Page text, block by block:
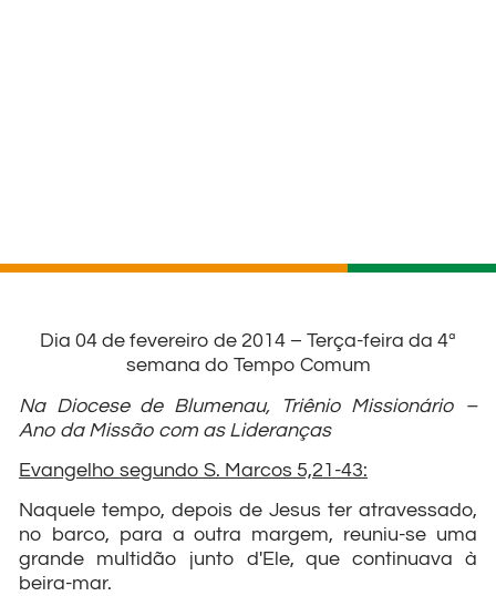
Dia 04 de fevereiro de 2014 – Terça-feira da 4ª
semana do Tempo Comum
Na Diocese de Blumenau, Triênio Missionário –
Ano da Missão com as Lideranças
Evangelho segundo S. Marcos 5,21-43:
Naquele tempo, depois de Jesus ter atravessado,
no barco, para a outra margem, reuniu-se uma
grande multidão junto d'Ele, que continuava à
beira-mar.